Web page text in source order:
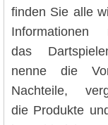
finden Sie alle
Informationen
das
nenne die
Nachteile,
die Produkte